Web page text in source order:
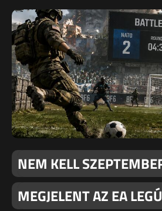
NEM KELL
MEGJELENT AZ EA